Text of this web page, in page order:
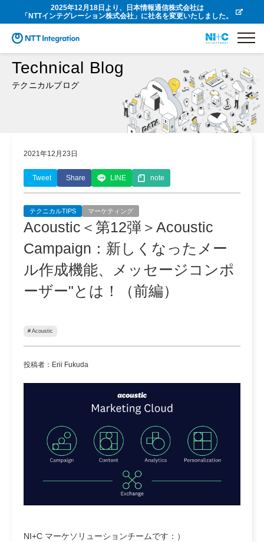
2025年12月18日より、日本情報通信株式会社は
「NTTインテグレーション株式会社」に社名を変更いたしました。
Technical Blog
テクニカルブログ
2021年12月23日
Tweet Share LINE note
テクニカルTIPS マーケティング
Acoustic＜第12弾＞Acoustic
Campaign：新しくなったメー
ル作成機能、メッセージコンポ
ーザー"とは！（前編）
# Acoustic
投稿者：Erii Fukuda
NI+C マーケソリューションチームです：）